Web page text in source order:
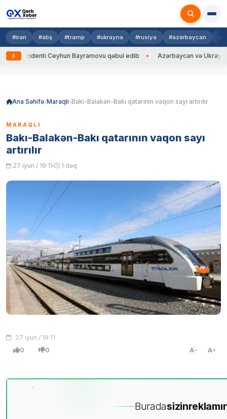
#iran #abş #tramp #ukrayna #rusiya #azərbaycan
Ceyhun Bayramovu qəbul edib Azərbaycan və Ukrayna XİN
Ana Səhifə Maraqlı Bakı-Balakən-Bakı qatarının vaqon sayı artırılır
MARAQLI
Bakı-Balakən-Bakı qatarının vaqon sayı
artırılır
27 iyun / 19:11 1 dəq
27 iyun / 19:11
0 0 A A
Buradasizin